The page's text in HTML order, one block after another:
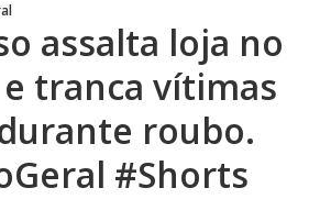
assalta loja no
tranca vítimas
roubo.
#Shorts